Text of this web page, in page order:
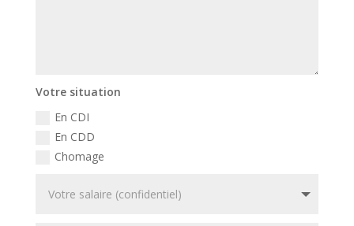
Votre situation
En CDI
En CDD
Chomage